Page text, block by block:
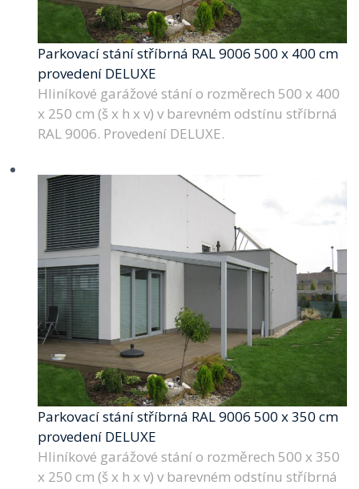
Parkovací stání stříbrná RAL 9006 500 x 400 cm
provedení DELUXE
Hliníkové garážové stání o rozměrech 500 x 400
x 250 cm (š x h x v) v barevném odstínu stříbrná
RAL 9006. Provedení DELUXE.
Parkovací stání stříbrná RAL 9006 500 x 350 cm
provedení DELUXE
Hliníkové garážové stání o rozměrech 500 x 350
x 250 cm (š x h x v) v barevném odstínu stříbrná